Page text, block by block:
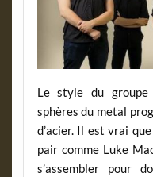
Le style du
sphères du metal
d’acier. Il est vrai
pair comme Luke
s’assembler pour